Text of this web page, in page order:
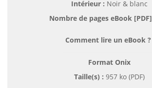
Intérieur : Noir & blanc
Nombre de pages eBook [PDF]
Comment lire un eBook ?
Format Onix
Taille(s) : 957 ko (PDF)